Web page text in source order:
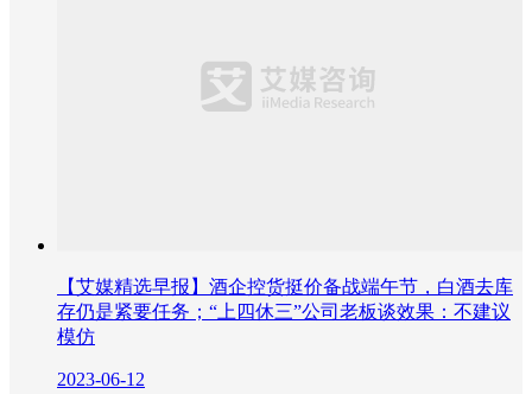
【艾媒精选早报】酒企控货挺价备战端午节，白酒去库
存仍是紧要任务；“上四休三”公司老板谈效果：不建议
模仿
2023-06-12